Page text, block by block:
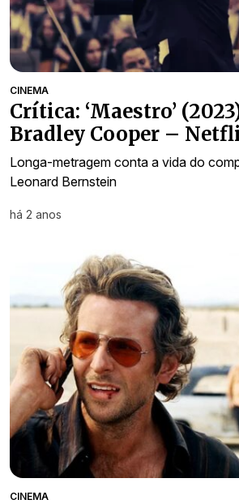
CINEMA
Crítica: ‘Maestro’
Bradley Cooper –
Longa-metragem conta a vida do
Leonard Bernstein
há 2 anos
CINEMA